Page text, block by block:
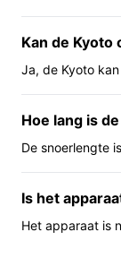
aparte
Filter en
Voor wie is dit
voor een
geschikt
Kan de Kyoto
Ja, de Kyoto
Hoe lang is
De snoerlengte
Is het
Het apparaat is